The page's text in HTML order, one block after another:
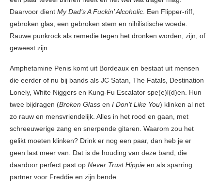
Daarvoor dient My Dad’s A Fuckin’ Alcoholic. Een Flipper-riff,
gebroken glas, een gebroken stem en nihilistische woede.
Rauwe punkrock als remedie tegen het dronken worden, zijn, of
geweest zijn.
Amphetamine Penis komt uit Bordeaux en bestaat uit mensen
die eerder of nu bij bands als JC Satan, The Fatals, Destination
Lonely, White Niggers en Kung-Fu Escalator spe(e)l(d)en. Hun
twee bijdragen (Broken Glass en I Don’t Like You) klinken al net
zo rauw en mensvriendelijk. Alles in het rood en gaan, met
schreeuwerige zang en snerpende gitaren. Waarom zou het
gelikt moeten klinken? Drink er nog een paar, dan heb je er
geen last meer van. Dat is de houding van deze band, die
daardoor perfect past op Never Trust Hippie en als sparring
partner voor Freddie en zijn bende.